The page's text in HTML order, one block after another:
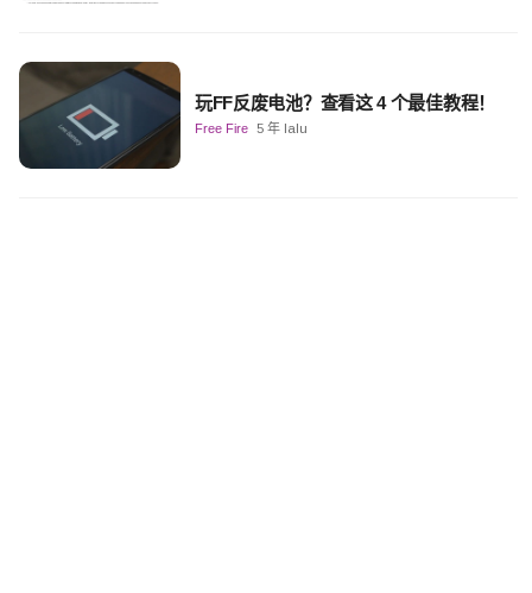
玩FF反废电池？查看这 4 个最佳教程！
Free Fire 5 年 lalu